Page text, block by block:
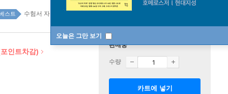
오늘은 그만 보기
스트 수험서 자격증 top20 1주
인트차감)
판매중
수량
카트에 넣기